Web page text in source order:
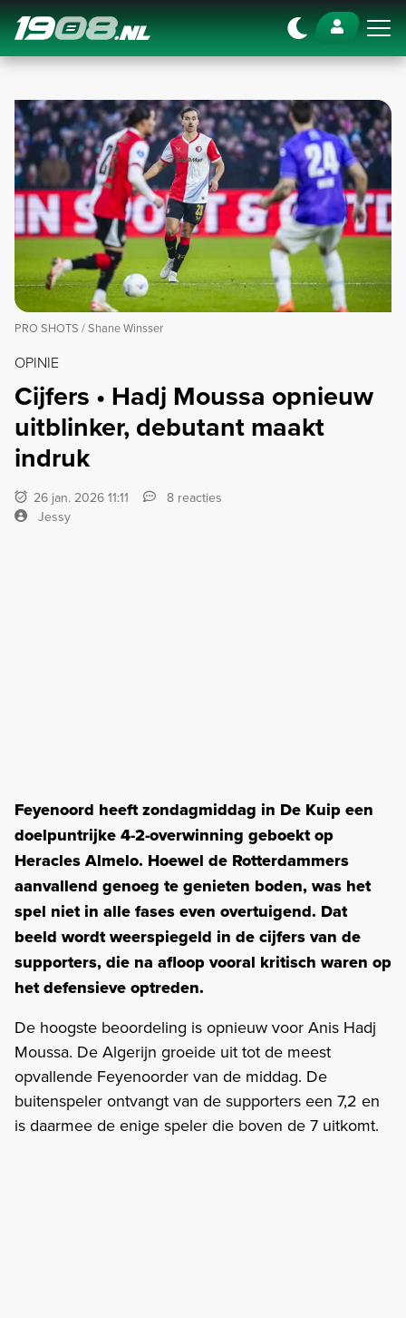
Navigation
PRO SHOTS / Shane Winsser
OPINIE
Cijfers • Hadj Moussa opnieuw
uitblinker, debutant maakt
indruk
26 jan. 2026 11:11
8 reacties
Jessy
Feyenoord heeft zondagmiddag in De Kuip een
doelpuntrijke 4-2-overwinning geboekt op
Heracles Almelo. Hoewel de Rotterdammers
aanvallend genoeg te genieten boden, was het
spel niet in alle fases even overtuigend. Dat
beeld wordt weerspiegeld in de cijfers van de
supporters, die na afloop vooral kritisch waren op
het defensieve optreden.
De hoogste beoordeling is opnieuw voor Anis Hadj
Moussa. De Algerijn groeide uit tot de meest
opvallende Feyenoorder van de middag. De
buitenspeler ontvangt van de supporters een 7,2 en
is daarmee de enige speler die boven de 7 uitkomt.